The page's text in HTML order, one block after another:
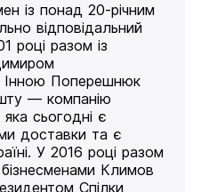
із понад 20-річним
відповідальний
році разом із
Поперешнюк
— компанію
сьогодні є
доставки та є
У 2016 році разом
бізнесменами Климов
Спілки